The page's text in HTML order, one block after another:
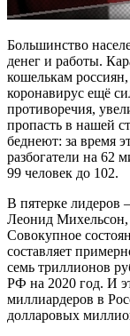
Большинство
денег и работы.
кошелькам
коронавирус ещё
противоречия,
пропасть в нашей
беднеют: за время
разбогатели на 62
99 человек до 102.
В пятерке лидеров
Леонид
Совокупное
составляет
семь триллионов
РФ на 2020 год. И
миллиардеров в
долларовых